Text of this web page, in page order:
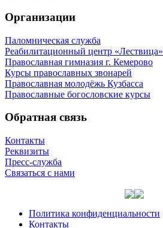
Организации
Паломническая служба
Реабилитационный центр «Лествица»
Православная гимназия г. Кемерово
Курсы православных звонарей
Православная молодёжь Кузбасса
Православные богословские курсы
Обратная связь
Контакты
Реквизиты
Пресс-служба
Связаться с нами
Политика конфиденциальности
Контакты